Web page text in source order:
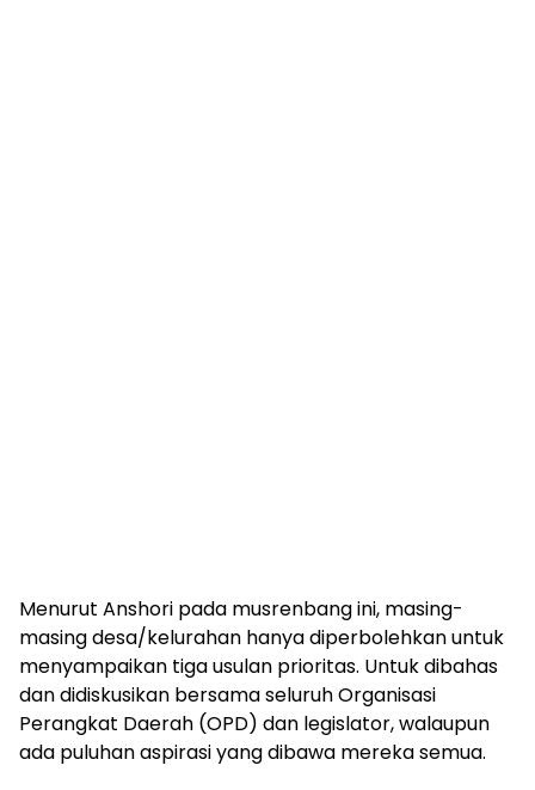
Menurut Anshori pada musrenbang ini, masing-
masing desa/kelurahan hanya diperbolehkan untuk
menyampaikan tiga usulan prioritas. Untuk dibahas
dan didiskusikan bersama seluruh Organisasi
Perangkat Daerah (OPD) dan legislator, walaupun
ada puluhan aspirasi yang dibawa mereka semua.